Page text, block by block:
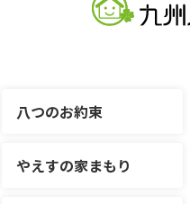
八つのお約束
やえすの家まもり